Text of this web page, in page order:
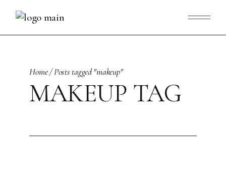
content
Home Posts tagged "makeup"
MAKEUP TAG